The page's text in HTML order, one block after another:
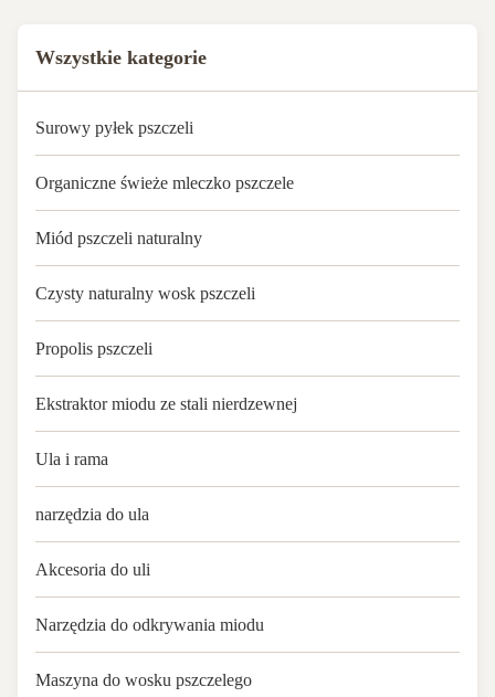
Wszystkie kategorie
Surowy pyłek pszczeli
Organiczne świeże mleczko pszczele
Miód pszczeli naturalny
Czysty naturalny wosk pszczeli
Propolis pszczeli
Ekstraktor miodu ze stali nierdzewnej
Ula i rama
narzędzia do ula
Akcesoria do uli
Narzędzia do odkrywania miodu
Maszyna do wosku pszczelego